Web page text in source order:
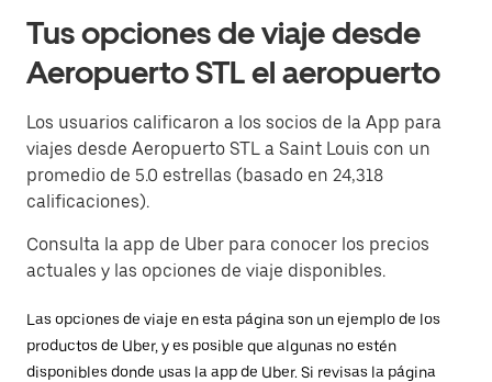
Tus opciones de viaje desde
Aeropuerto STL el aeropuerto
Los usuarios calificaron a los socios de la App para
viajes desde Aeropuerto STL a Saint Louis con un
promedio de 5.0 estrellas (basado en 24,318
calificaciones).
Consulta la app de Uber para conocer los precios
actuales y las opciones de viaje disponibles.
Las opciones de viaje en esta página son un ejemplo de los
productos de Uber, y es posible que algunas no estén
disponibles donde usas la app de Uber. Si revisas la página